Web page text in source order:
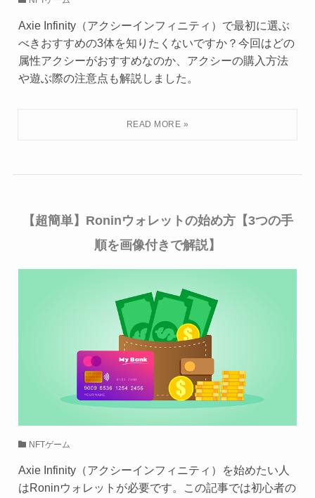
Axie Infinity（アクシーインフィニティ）で最初に選ぶ
べきおすすめの3体を知りたくないですか？今回はどの
属性アクシーがおすすめなのか、アクシーの購入方法
や遊ぶ際の注意点も解説しました。
【超簡単】Roninウォレットの始め方【3つの手
順を画像付きで解説】
NFTゲーム
Axie Infinity（アクシーインフィニティ）を始めたい人
はRoninウォレットが必要です。この記事では初心者の